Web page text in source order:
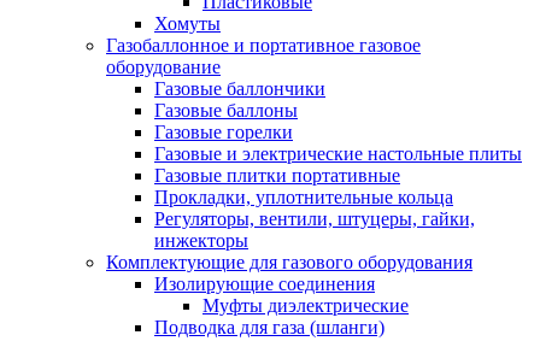
Хомуты
Газобаллонное и портативное газовое
оборудование
Газовые баллончики
Газовые баллоны
Газовые горелки
Газовые и электрические настольные плиты
Газовые плитки портативные
Прокладки, уплотнительные кольца
Регуляторы, вентили, штуцеры, гайки,
инжекторы
Комплектующие для газового оборудования
Изолирующие соединения
Муфты диэлектрические
Подводка для газа (шланги)